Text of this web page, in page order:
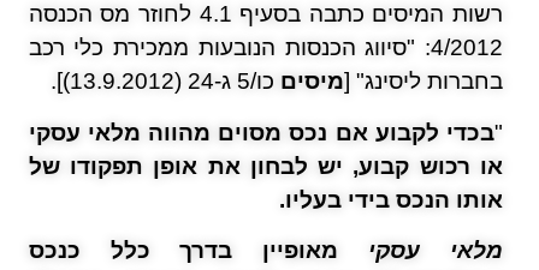
רשות המיסים כתבה בסעיף 4.1 לחוזר מס הכנסה
4/2012: "סיווג הכנסות הנובעות ממכירת כלי רכב
בחברות ליסינג" [מיסים כו/5 ג-24 (13.9.2012)].
"בכדי לקבוע אם נכס מסוים מהווה מלאי עסקי
או רכוש קבוע, יש לבחון את אופן תפקודו של
אותו הנכס בידי בעליו.
מלאי עסקי מאופיין בדרך כלל כנכס